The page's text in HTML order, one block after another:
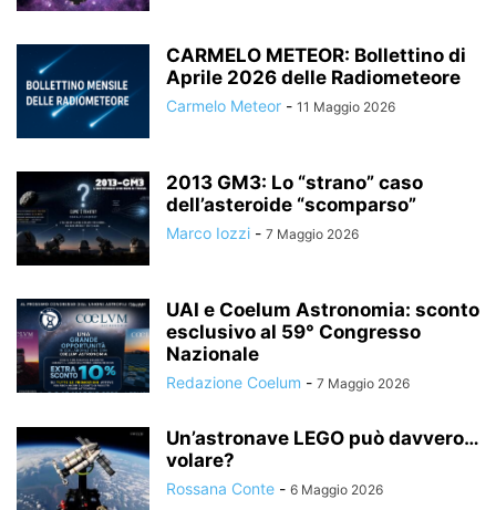
CARMELO METEOR: Bollettino di
Aprile 2026 delle Radiometeore
Carmelo Meteor - 11 Maggio 2026
2013 GM3: Lo “strano” caso
dell’asteroide “scomparso”
Marco Iozzi - 7 Maggio 2026
UAI e Coelum Astronomia: sconto
esclusivo al 59° Congresso
Nazionale
Redazione Coelum - 7 Maggio 2026
Un’astronave LEGO può davvero…
volare?
Rossana Conte - 6 Maggio 2026